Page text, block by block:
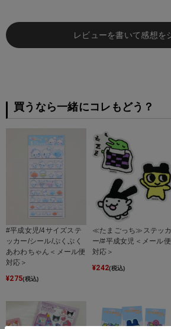
レビューを書いて感想を
買うなら一緒にコレもどう？
#平成女児/4サイズステ
ッカー/シール/ぷくぷく
あわわちゃん＜メール便
対応＞
¥275(税込)
≪たまごっち≫ステッカ
ー/#平成女児＜メール便
対応＞
¥242(税込)